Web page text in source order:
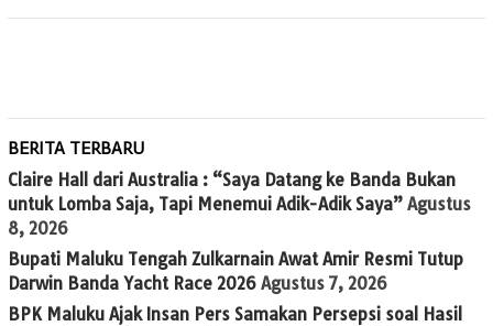
BERITA TERBARU
Claire Hall dari Australia : “Saya Datang ke Banda Bukan
untuk Lomba Saja, Tapi Menemui Adik-Adik Saya” Agustus
8, 2026
Bupati Maluku Tengah Zulkarnain Awat Amir Resmi Tutup
Darwin Banda Yacht Race 2026 Agustus 7, 2026
BPK Maluku Ajak Insan Pers Samakan Persepsi soal Hasil